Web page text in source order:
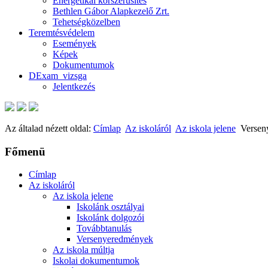
Bethlen Gábor Alapkezelő Zrt.
Tehetségközelben
Teremtésvédelem
Események
Képek
Dokumentumok
DExam_vizsga
Jelentkezés
Az általad nézett oldal: Címlap Az iskoláról Az iskola jelene
Főmenü
Címlap
Az iskoláról
Az iskola jelene
Iskolánk osztályai
Iskolánk dolgozói
Továbbtanulás
Versenyeredmények
Az iskola múltja
Iskolai dokumentumok